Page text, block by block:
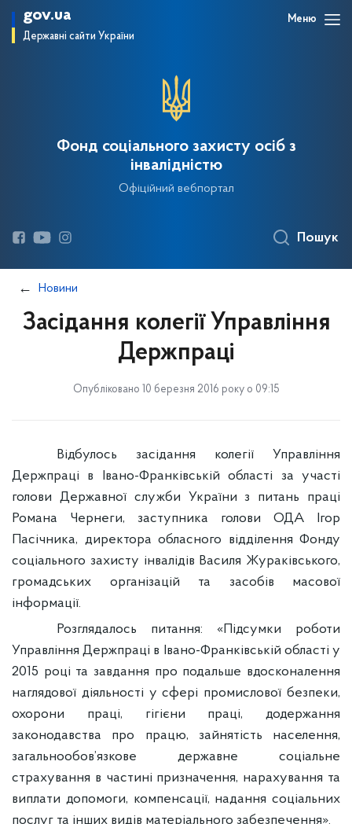
gov.ua
Державні сайти України
Меню
Фонд соціального захисту осіб з
інвалідністю
Офіційний вебпортал
Пошук
Новини
Засідання колегії Управління
Держпраці
Опубліковано 10 березня 2016 року о 09:15
Відбулось засідання колегії Управління
Держпраці в Івано-Франківській області за участі
голови Державної служби України з питань праці
Романа Чернеги, заступника голови ОДА Ігор
Пасічника, директора обласного відділення Фонду
соціального захисту інвалідів Василя Жураківського,
громадських організацій та засобів масової
інформації.
Розглядалось питання: «Підсумки роботи
Управління Держпраці в Івано-Франківській області у
2015 році та завдання про подальше вдосконалення
наглядової діяльності у сфері промислової безпеки,
охорони праці, гігієни праці, додержання
законодавства про працю, зайнятість населення,
загальнообов’язкове державне соціальне
страхування в частині призначення, нарахування та
виплати допомоги, компенсації, надання соціальних
послуг та інших видів матеріального забезпечення».